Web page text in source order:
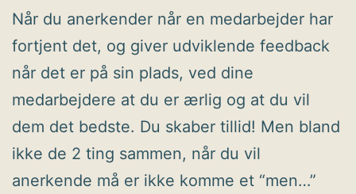
Når du anerkender når en medarbejder har
fortjent det, og giver udviklende feedback
når det er på sin plads, ved dine
medarbejdere at du er ærlig og at du vil
dem det bedste. Du skaber tillid! Men bland
ikke de 2 ting sammen, når du vil
anerkende må er ikke komme et “men…”